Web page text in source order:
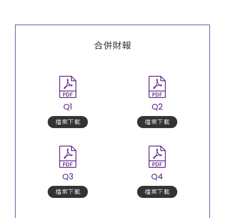
合併財報
Q1
檔案下載
Q2
檔案下載
Q3
檔案下載
Q4
檔案下載